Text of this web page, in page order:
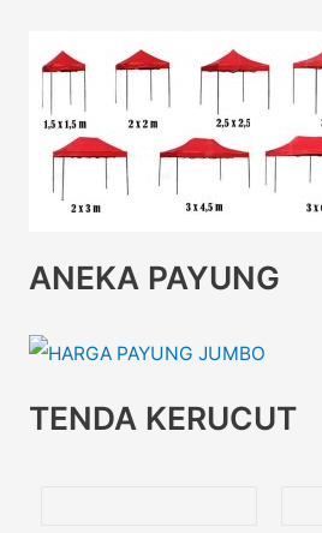
ANEKA PAYUNG
TENDA KERUCUT